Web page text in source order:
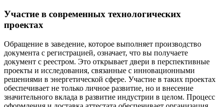
Участие в современных технологических
проектах
Обращение в заведение, которое выполняет производство
документа с регистрацией, означает, что вы получаете
документ с реестром. Это открывает двери в перспективные
проекты и исследования, связанные с инновационными
решениями в энергетической сфере. Участие в таких проектах
обеспечивает не только личное развитие, но и внесение
значительного вклада в развитие индустрии в целом. Процесс